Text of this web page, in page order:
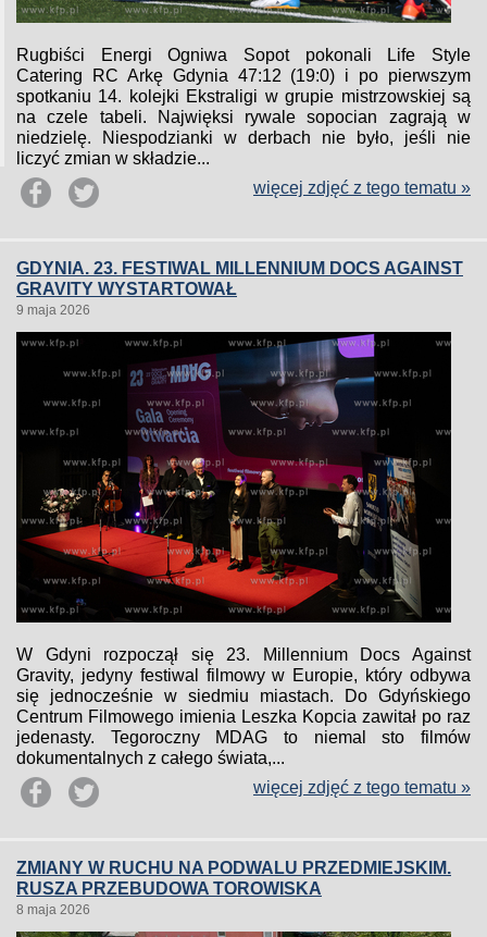
Rugbiści Energi Ogniwa Sopot pokonali Life Style
Catering RC Arkę Gdynia 47:12 (19:0) i po pierwszym
spotkaniu 14. kolejki Ekstraligi w grupie mistrzowskiej są
na czele tabeli. Najwięksi rywale sopocian zagrają w
niedzielę. Niespodzianki w derbach nie było, jeśli nie
liczyć zmian w składzie...
więcej zdjęć z tego tematu »
GDYNIA. 23. FESTIWAL MILLENNIUM DOCS AGAINST
GRAVITY WYSTARTOWAŁ
9 maja 2026
W Gdyni rozpoczął się 23. Millennium Docs Against
Gravity, jedyny festiwal filmowy w Europie, który odbywa
się jednocześnie w siedmiu miastach. Do Gdyńskiego
Centrum Filmowego imienia Leszka Kopcia zawitał po raz
jedenasty. Tegoroczny MDAG to niemal sto filmów
dokumentalnych z całego świata,...
więcej zdjęć z tego tematu »
ZMIANY W RUCHU NA PODWALU PRZEDMIEJSKIM.
RUSZA PRZEBUDOWA TOROWISKA
8 maja 2026